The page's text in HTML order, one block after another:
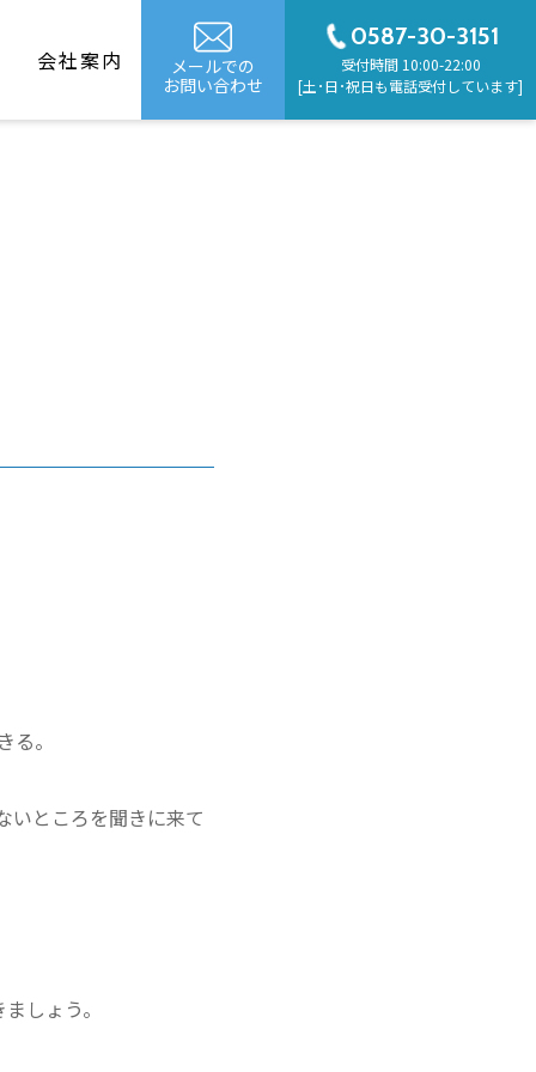
会社案内
メールでの
お問い合わせ
0587-30-3151
受付時間 10:00-22:00
[土･日･祝日も電話受付しています]
。
ところを聞きに来て
しょう。